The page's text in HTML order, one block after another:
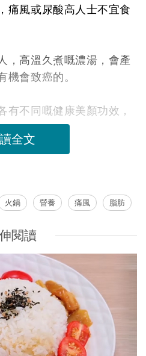
痛風或尿酸高人士不宜食
，高溫久煮嘅濃湯，會產
機會致癌的。
有不同嘅健康美顏功效，
全文
火鍋 營養 痛風 脂肪
閱讀